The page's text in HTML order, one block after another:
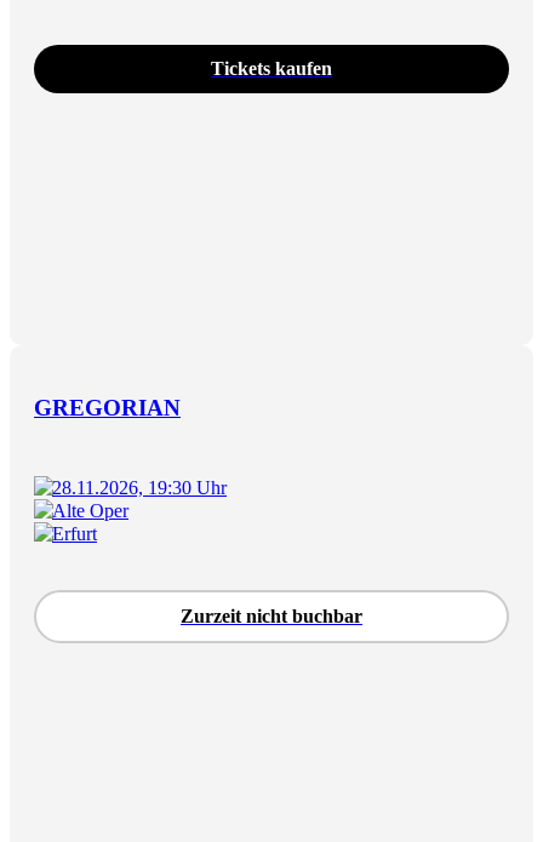
Tickets kaufen
GREGORIAN
28.11.2026, 19:30 Uhr
Alte Oper
Erfurt
Zurzeit nicht buchbar